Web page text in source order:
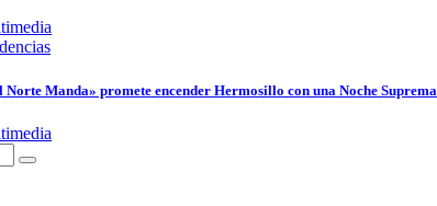
Norte Manda» promete encender Hermosillo con una Noche Suprema